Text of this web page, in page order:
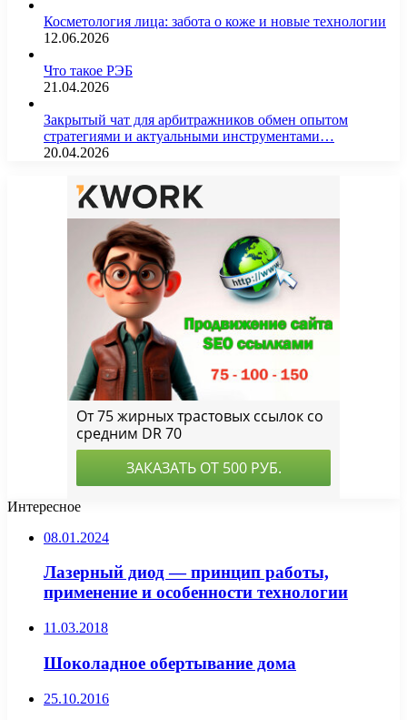
Косметология лица: забота о коже и новые технологии
12.06.2026
Что такое РЭБ
21.04.2026
Закрытый чат для арбитражников обмен опытом
стратегиями и актуальными инструментами…
20.04.2026
Интересное
08.01.2024
Лазерный диод — принцип работы,
применение и особенности технологии
11.03.2018
Шоколадное обертывание дома
25.10.2016